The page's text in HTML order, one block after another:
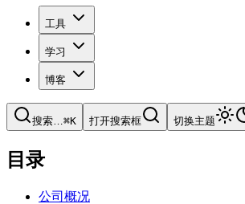
工具
学习
博客
搜索…⌘K 打开搜索框 切换主题
目录
公司概况